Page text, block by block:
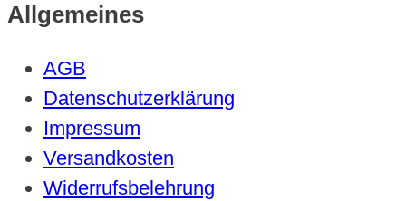
Allgemeines
AGB
Datenschutzerklärung
Impressum
Versandkosten
Widerrufsbelehrung